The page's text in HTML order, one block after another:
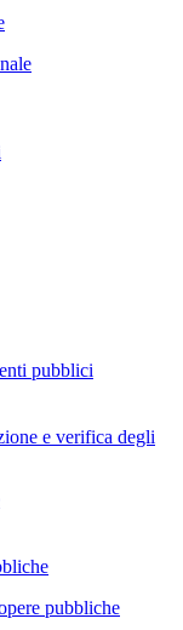
pubblici
e verifica degli
pubbliche